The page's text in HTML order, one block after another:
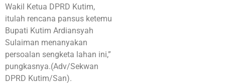
Wakil Ketua DPRD Kutim,
itulah rencana pansus ketemu
Bupati Kutim Ardiansyah
Sulaiman menanyakan
persoalan sengketa lahan ini,”
pungkasnya.(Adv/Sekwan
DPRD Kutim/San).